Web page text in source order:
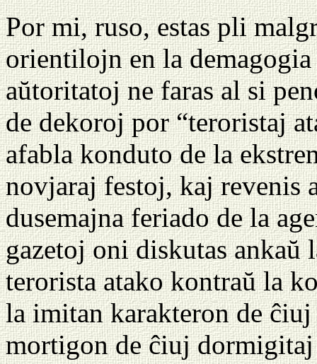
Por mi, ruso, estas pli
orientilojn en la
aŭtoritatoj ne faras al si
de dekoroj por “teroristaj
afabla konduto de la
novjaraj festoj, kaj revenis
dusemajna feriado de la
gazetoj oni diskutas ankaŭ
terorista atako kontraŭ la
la imitan karakteron de
mortigon de ĉiuj